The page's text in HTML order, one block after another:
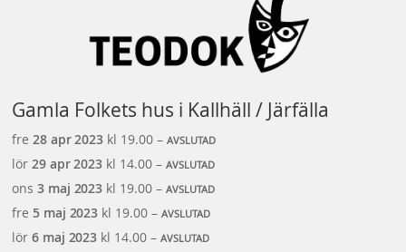
Gamla Folkets hus i Kallhäll / Järfälla
fre28 apr2023kl 19.00 – AVSLUTAD
lör29 apr2023kl 14.00 – AVSLUTAD
ons3 maj 2023 kl 19.00 –AVSLUTAD
fre5 maj 2023 kl 19.00 –AVSLUTAD
lör6 maj 2023 kl 14.00 –AVSLUTAD